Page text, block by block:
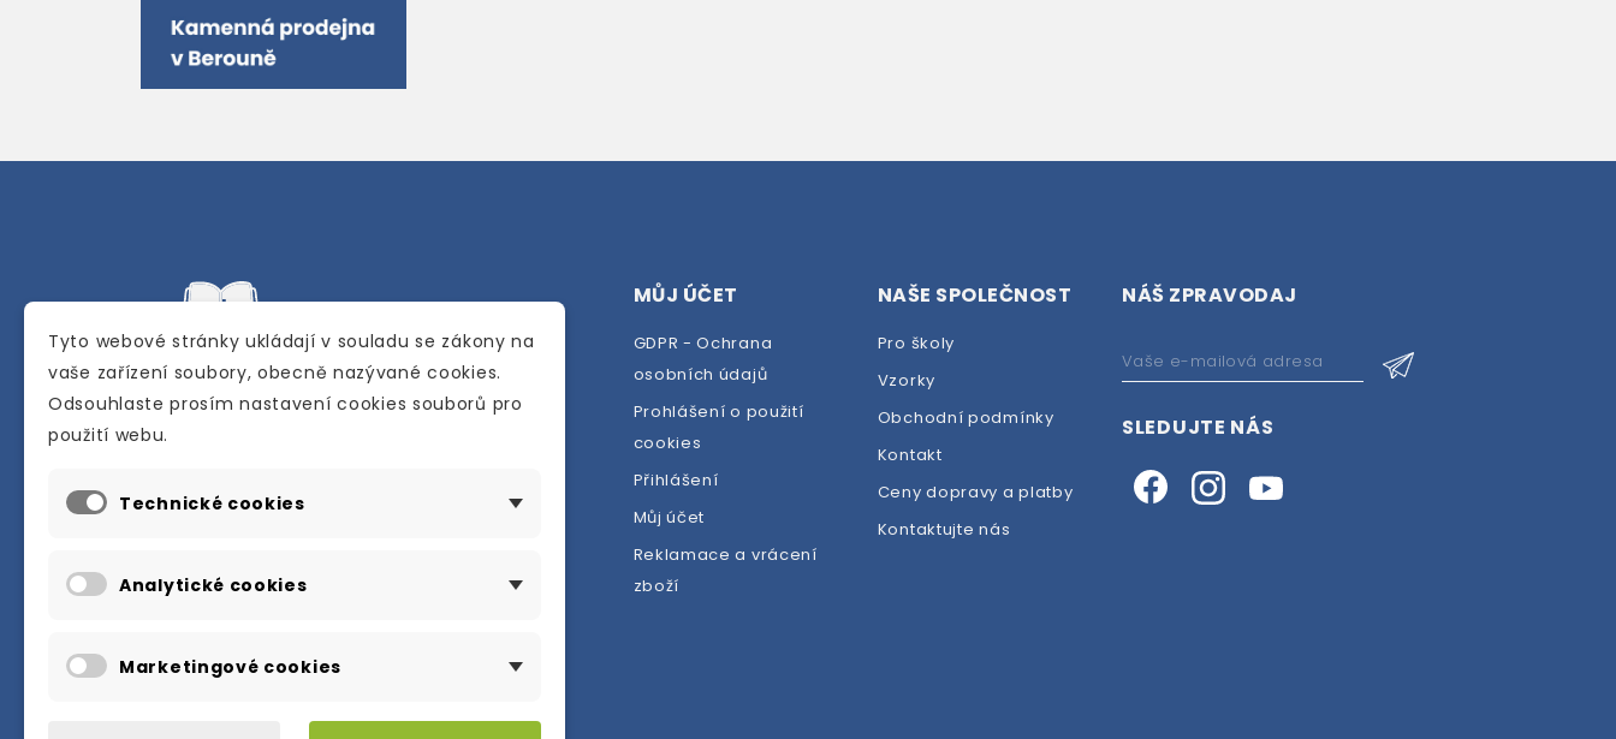
Internetové a kamenné knihkupectví se
anglického jazyka.
Karly Machové 48 Beroun 266 01
info@englishbooks.cz
MŮJ ÚČET
GDPR - Ochrana
osobních údajů
Prohlášení o použití
cookies
Přihlášení
Můj účet
Reklamace a vrácení
zboží
NAŠE SPOLEČNOST
Pro školy
Vzorky
Obchodní podmínky
Kontakt
Ceny dopravy a platby
Kontaktujte nás
NÁŠ ZPRAVODAJ
SLEDUJTE NÁS
Tyto webové stránky ukládají v souladu se zákony na
vaše zařízení soubory, obecně nazývané cookies.
Odsouhlaste prosím nastavení cookies souborů pro
použití webu.
Technické cookies
Analytické cookies
Marketingové cookies